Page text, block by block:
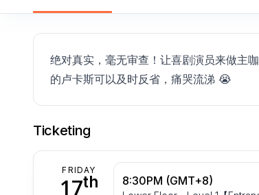
绝对真实，毫无审查！让喜剧演员来做主
的卢卡斯可以及时反省，痛哭流涕 😭
Ticketing
FRIDAY
17th 8:30PM (GMT+8)